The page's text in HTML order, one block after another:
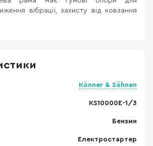
вібрації, захисту від ковзання
Könner & Söhnen
KS10000E-1/3
Бензин
Електростартер